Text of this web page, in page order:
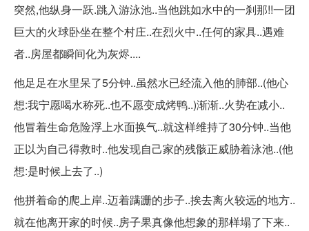
突然,他纵身一跃.跳入游泳池..当他跳如水中的一刹那!!一团
巨大的火球卧坐在整个村庄..在烈火中..任何的家具..遇难
者..房屋都瞬间化为灰烬....
他足足在水里呆了5分钟..虽然水已经流入他的肺部..(他心
想:我宁愿喝水称死..也不愿变成烤鸭..)渐渐..火势在减小..
他冒着生命危险浮上水面换气..就这样维持了30分钟..当他
正以为自己得救时..他发现自己家的残骸正威胁着泳池..(他
想:是时候上去了..)
他拼着命的爬上岸..迈着蹒跚的步子..挨去离火较远的地方..
就在他离开家的时候..房子果真像他想象的那样塌了下来..